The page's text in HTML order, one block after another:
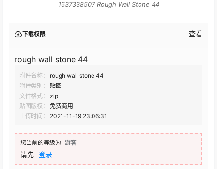
1637338507 Rough Wall Stone 44
下载权限 查看
​rough wall stone 44​
附件名称：
​rough wall stone 44​
附件类别：
贴图
文件格式：
zip
贴图版权：
免费商用
上传时间：
2021-11-19 23:06:31
您当前的等级为 游客
请先 登录